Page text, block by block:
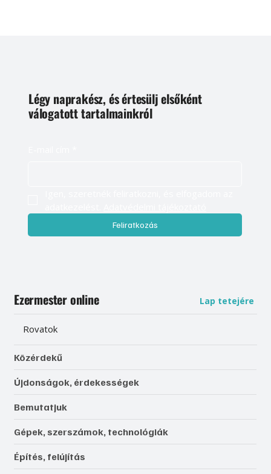
Légy naprakész, és értesülj elsőként
válogatott tartalmainkról
Feliratkozás
Ezermester online Lap tetejére
Rovatok
Közérdekű
Újdonságok, érdekességek
Bemutatjuk
Gépek, szerszámok, technológiák
Építés, felújítás